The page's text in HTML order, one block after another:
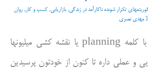
تکرار شونده ناکارآمد در زندگی,بازاریابی, کسب و کار, روان
مهدی نصری
کلمه برنامه ریزی ما با کلمه planning یا نقشه کشی میلیونها
و عملی داره تا کنون از خودتون پرسیدین